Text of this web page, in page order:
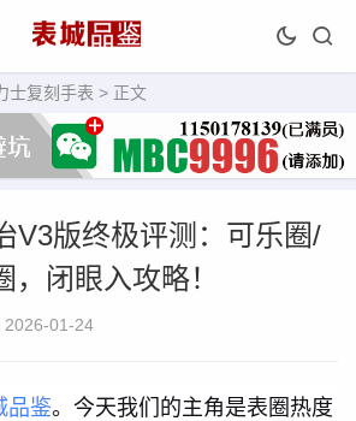
士复刻手表 > 正文
V3版终极评测：可乐圈/
，闭眼入攻略！
2026-01-24
品鉴。今天我们的主角是表圈热度